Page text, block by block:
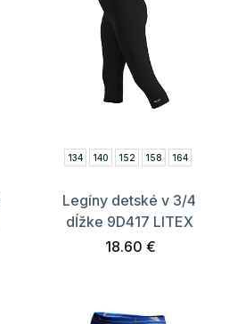
134 140 152 158 164
Legíny detské v 3/4
dĺžke 9D417 LITEX
18.60 €